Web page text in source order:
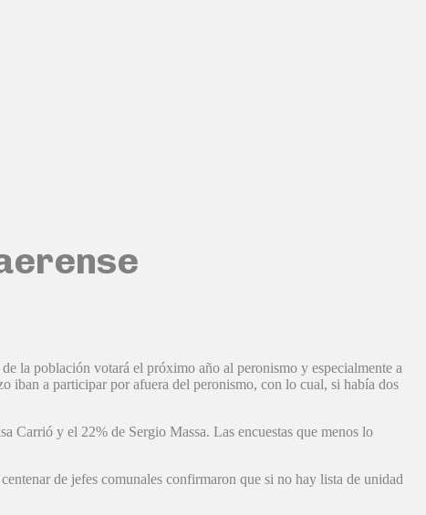
la población votará el próximo año al peronismo y especialmente a
iban a participar por afuera del peronismo, con lo cual, si había dos
Carrió y el 22% de Sergio Massa. Las encuestas que menos lo
de jefes comunales confirmaron que si no hay lista de unidad